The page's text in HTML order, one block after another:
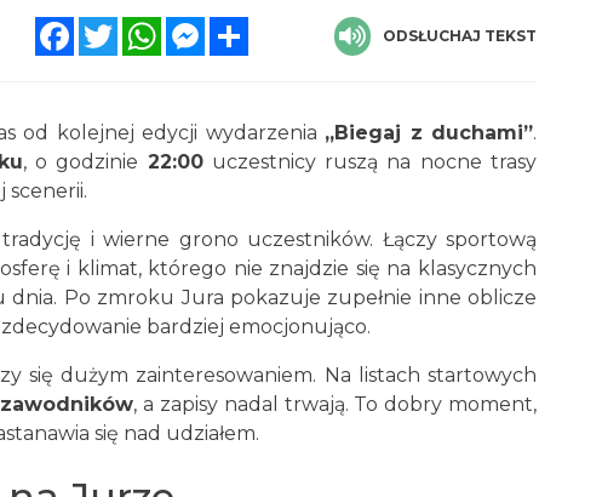
FacebookTwitterWhatsAppMessenger ODSŁUCHAJ TEKST
od kolejnej edycji wydarzenia „Biegaj z duchami”.
, o godzinie 22:00uczestnicy ruszą na nocne trasy
scenerii.
i wierne grono uczestników. Łączy sportową
i klimat, którego nie znajdzie się na klasycznych
Po zmroku Jura pokazuje zupełnie inne oblicze
bardziej emocjonująco.
się dużym zainteresowaniem. Na listach startowych
, a zapisy nadal trwają. To dobry moment,
się nad udziałem.